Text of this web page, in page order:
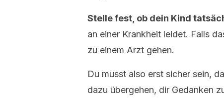
Stelle fest, ob dein Kind
an einer Krankheit leidet. Falls
zu einem Arzt gehen.
Du musst also erst sicher sein,
dazu übergehen, dir Gedanken